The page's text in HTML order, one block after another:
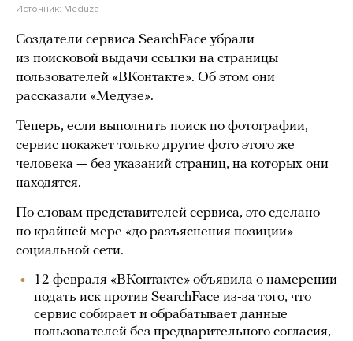
Источник: Meduza
Создатели сервиса SearchFace убрали
из поисковой выдачи ссылки на страницы
пользователей «ВКонтакте». Об этом они
рассказали «Медузе».
Теперь, если выполнить поиск по фотографии,
сервис покажет только другие фото этого же
человека — без указаний страниц, на которых они
находятся.
По словам представителей сервиса, это сделано
по крайней мере «до разъяснения позиции»
социальной сети.
12 февраля «ВКонтакте» объявила о намерении
подать иск против SearchFace из-за того, что
сервис собирает и обрабатывает данные
пользователей без предварительного согласия,